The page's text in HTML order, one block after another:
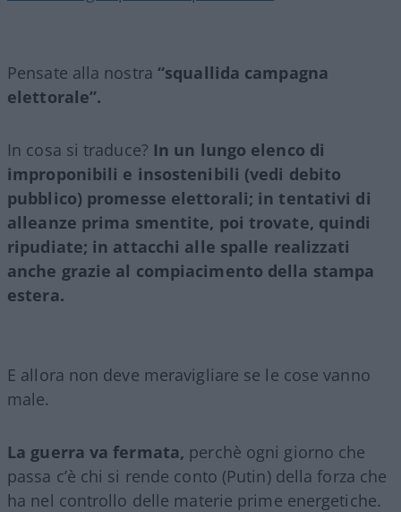
Pensate alla nostra “squallida campagna
elettorale”.
In cosa si traduce? In un lungo elenco di
improponibili e insostenibili (vedi debito
pubblico) promesse elettorali; in tentativi di
alleanze prima smentite, poi trovate, quindi
ripudiate; in attacchi alle spalle realizzati
anche grazie al compiacimento della stampa
estera.
E allora non deve meravigliare se le cose vanno
male.
La guerra va fermata, perchè ogni giorno che
passa c’è chi si rende conto (Putin) della forza che
ha nel controllo delle materie prime energetiche.